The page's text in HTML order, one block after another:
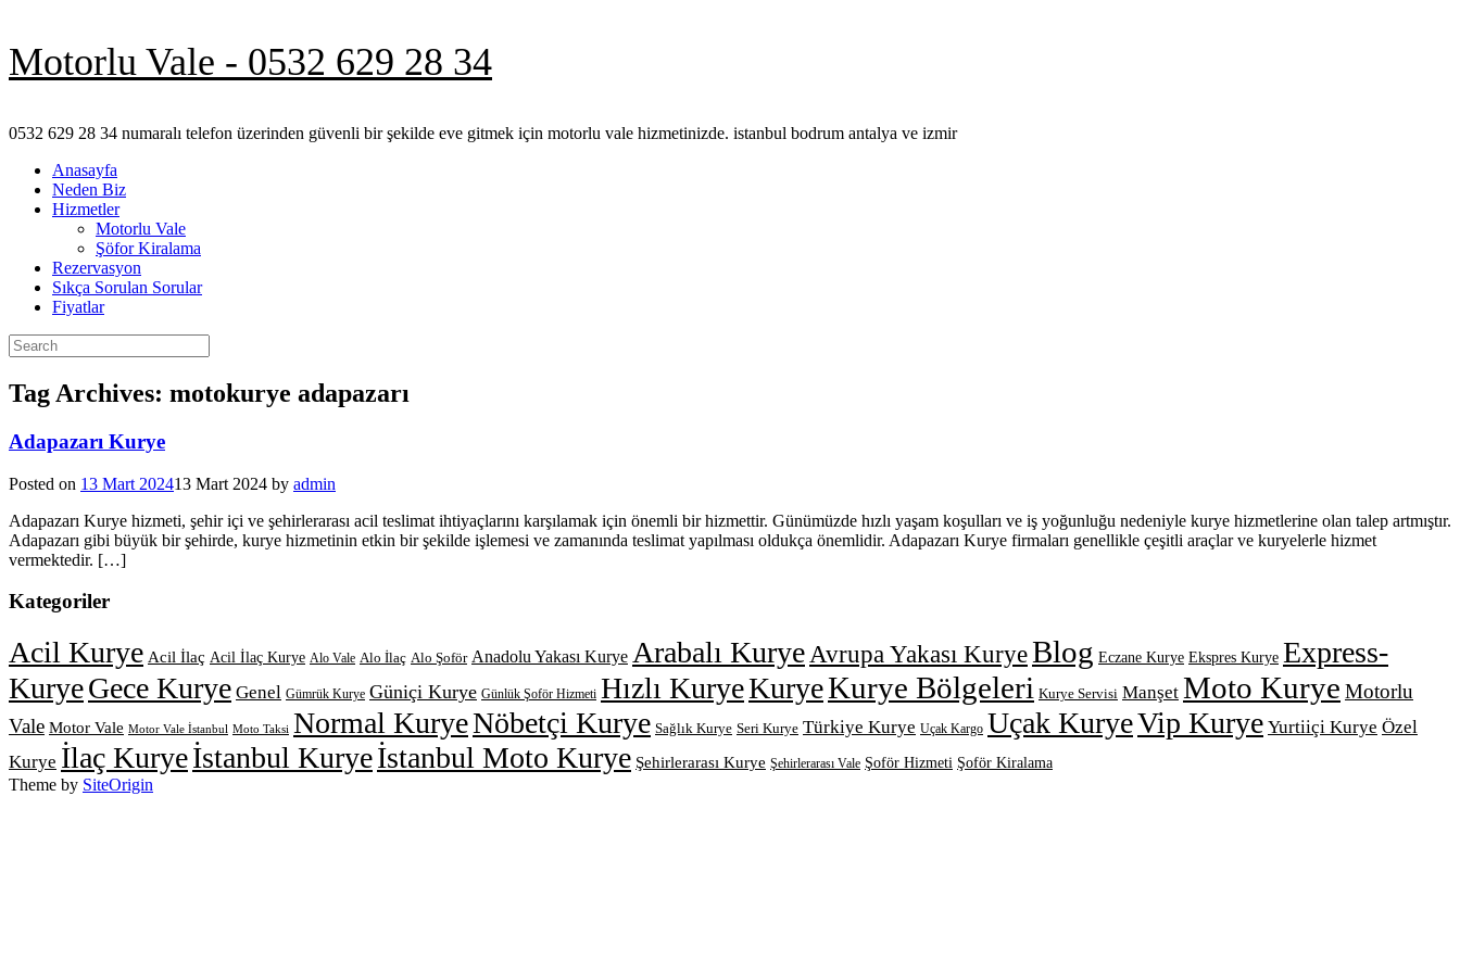
Skip
to
content
Motorlu Vale - 0532 629 28 34
0532 629 28 34 numaralı telefon üzerinden güvenli bir şekilde eve gitmek için motorlu vale hizmetinizde. istanbul bodrum antalya ve izmir
Anasayfa
Neden Biz
Hizmetler
Motorlu Vale
Şöfor Kiralama
Rezervasyon
Sıkça Sorulan Sorular
Fiyatlar
Search
for:
Tag Archives: motokurye adapazarı
Adapazarı Kurye
Posted on 13 Mart 202413 Mart 2024 by admin
Adapazarı Kurye hizmeti, şehir içi ve şehirlerarası acil teslimat ihtiyaçlarını karşılamak için önemli bir hizmettir. Günümüzde hızlı yaşam koşulları ve iş yoğunluğu nedeniyle kurye hizmetlerine olan talep artmıştır.
Adapazarı gibi büyük bir şehirde, kurye hizmetinin etkin bir şekilde işlemesi ve zamanında teslimat yapılması oldukça önemlidir. Adapazarı Kurye firmaları genellikle çeşitli araçlar ve kuryelerle hizmet
vermektedir. […]
Kategoriler
Acil Kurye Acil İlaç Acil İlaç Kurye Alo Vale Alo İlaç Alo Şoför Anadolu Yakası Kurye Arabalı Kurye Avrupa Yakası KuryeBlog Eczane Kurye Ekspres Kurye Express-
KuryeGece Kurye Genel Gümrük Kurye Güniçi Kurye Günlük Şoför Hizmeti Hızlı KuryeKuryeKurye Bölgeleri Kurye Servisi Manşet Moto Kurye Motorlu
Vale Motor Vale Motor Vale İstanbul Moto Taksi Normal KuryeNöbetçi Kurye Sağlık Kurye Seri Kurye Türkiye Kurye Uçak Kargo Uçak KuryeVip Kurye Yurtiiçi Kurye Özel
Kurye İlaç Kuryeİstanbul Kuryeİstanbul Moto Kurye Şehirlerarası Kurye Şehirlerarası Vale Şoför Hizmeti Şoför Kiralama
Theme by SiteOrigin